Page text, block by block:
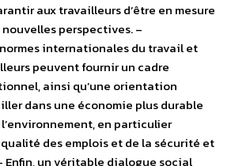
aux travailleurs d’être en mesure
perspectives. –
internationales du travail et
peuvent fournir un cadre
ainsi qu’une orientation
dans une économie plus durable
en particulier
qualité des emplois et de la sécurité et
Enfin, un véritable dialogue social